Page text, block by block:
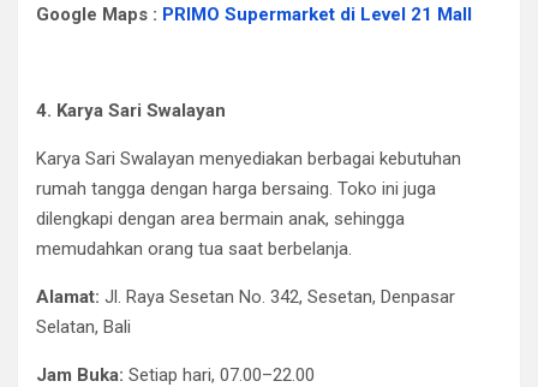
Google Maps : PRIMO Supermarket di Level 21 Mall
4. Karya Sari Swalayan
Karya Sari Swalayan menyediakan berbagai kebutuhan
rumah tangga dengan harga bersaing. Toko ini juga
dilengkapi dengan area bermain anak, sehingga
memudahkan orang tua saat berbelanja.​
Alamat: Jl. Raya Sesetan No. 342, Sesetan, Denpasar
Selatan, Bali​
Jam Buka: Setiap hari, 07.00–22.00​